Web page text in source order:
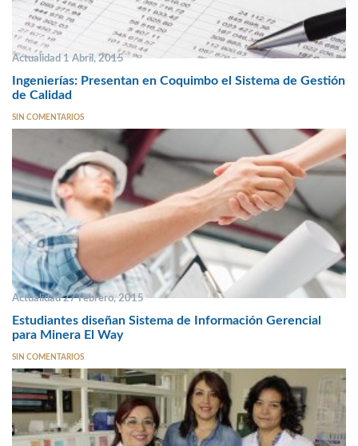
Actualidad 1 Abril, 2015
Ingenierías: Presentan en Coquimbo el Sistema de Gestión
de Calidad
SIN COMENTARIOS
Actualidad 27 Febrero, 2015
Estudiantes diseñan Sistema de Información Gerencial
para Minera El Way
SIN COMENTARIOS